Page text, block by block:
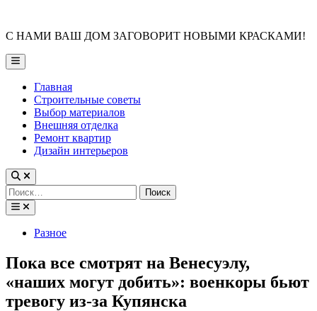
content
С НАМИ ВАШ ДОМ ЗАГОВОРИТ НОВЫМИ КРАСКАМИ!
Main
Menu
Главная
Строительные советы
Выбор материалов
Внешняя отделка
Ремонт квартир
Дизайн интерьеров
Найти:
PostedРазное
Пока все смотрят на Венесуэлу,
«наших могут добить»: военкоры бьют
тревогу из-за Купянска